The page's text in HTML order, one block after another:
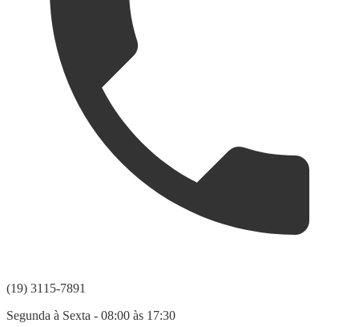
(19) 3115-7891
Segunda à Sexta - 08:00 às 17:30